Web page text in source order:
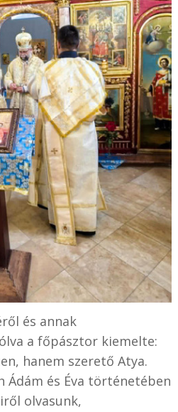
és annak
a főpásztor kiemelte:
hanem szerető Atya.
Ádám és Éva történetében
olvasunk,